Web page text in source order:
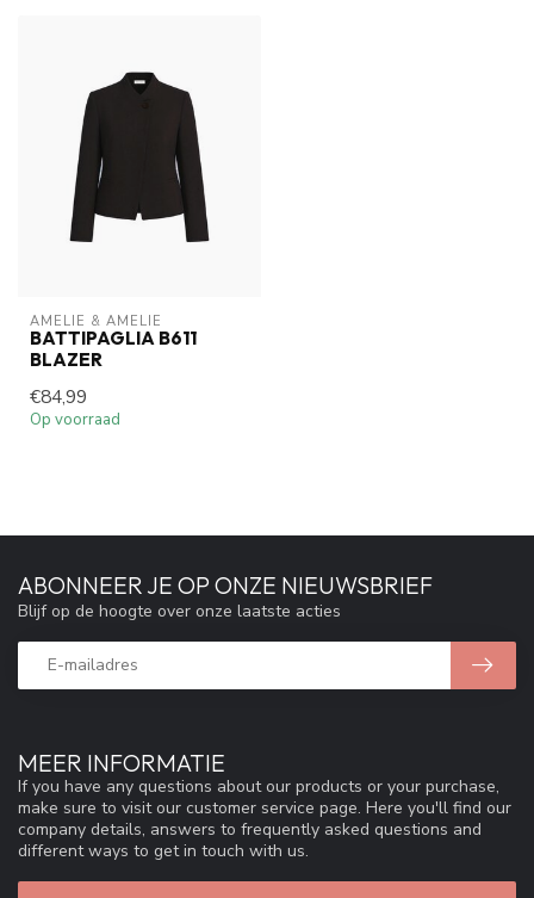
AMELIE & AMELIE
BATTIPAGLIA B611
BLAZER
€84,99
Op voorraad
MEER INFORMATIE
If you have any questions about our products or your purchase,
make sure to visit our customer service page. Here you'll find our
company details, answers to frequently asked questions and
different ways to get in touch with us.
ABONNEER JE OP ONZE NIEUWSBRIEF
Blijf op de hoogte over onze laatste acties